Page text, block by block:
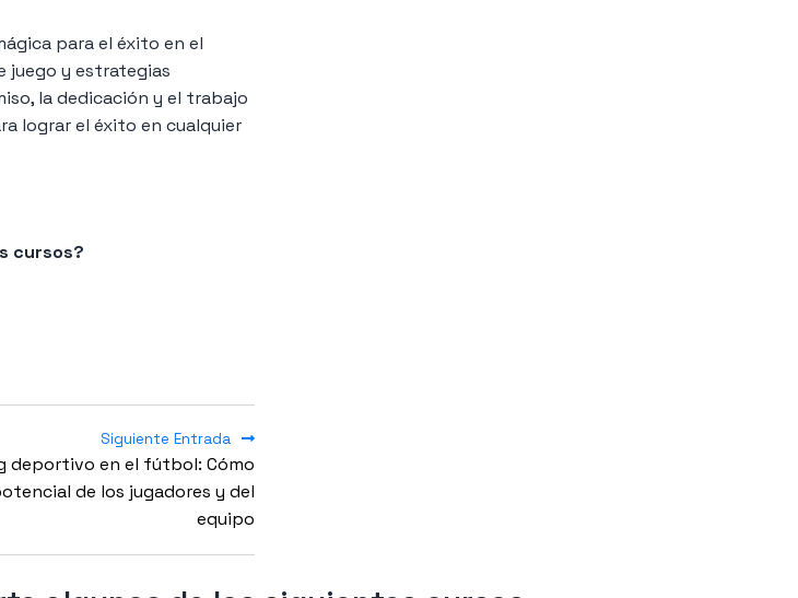
para el éxito en el
juego y estrategias
la dedicación y el trabajo
lograr el éxito en cualquier
cursos?
Siguiente Entrada
deportivo en el fútbol: Cómo
de los jugadores y del
equipo